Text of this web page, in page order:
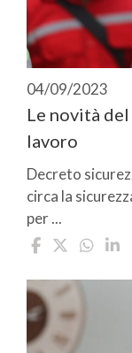
04/09/2023
Le novità
lavoro
Decreto
circa la
per ...